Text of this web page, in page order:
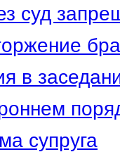
суд
в
супруга